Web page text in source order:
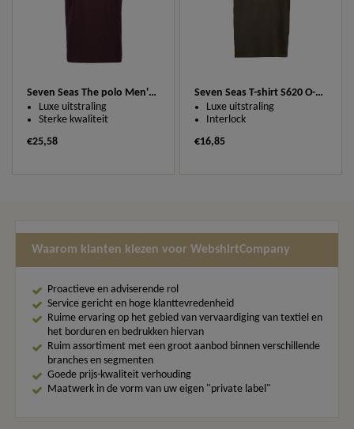
Seven Seas The polo Men's S600
€25,58
Luxe uitstraling
Sterke kwaliteit
Seven Seas T-shirt S620 O-Neck
€16,85
Luxe uitstraling
Interlock
Waarom klanten kiezen voor WebshirtCompany
Proactieve en adviserende rol
Service gericht en hoge klanttevredenheid
Ruime ervaring op het gebied van vervaardiging van textiel en
het borduren en bedrukken hiervan
Ruim assortiment met een groot aanbod binnen verschillende
branches en segmenten
Goede prijs-kwaliteit verhouding
Maatwerk in de vorm van uw eigen "private label"